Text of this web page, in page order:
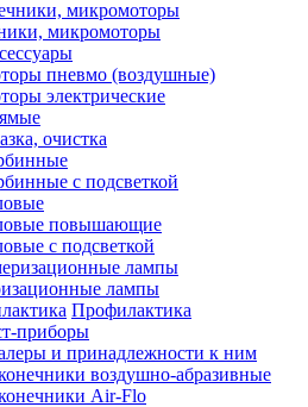
микромоторы
пневмо (воздушные)
электрические
очистка
с подсветкой
повышающие
с подсветкой
лампы
Профилактика
приборы
и принадлежности к ним
воздушно-абразивные
Air-Flo